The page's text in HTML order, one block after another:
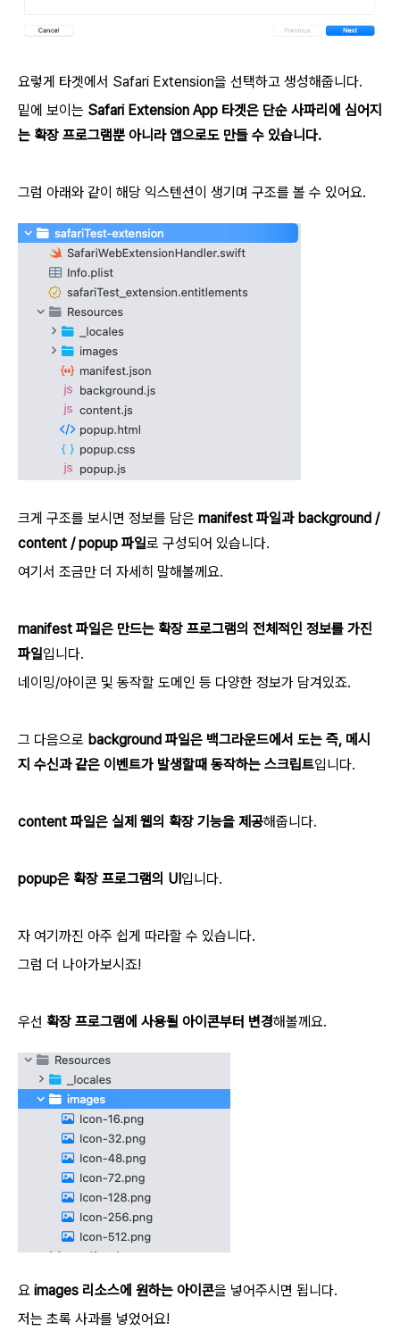
요렇게 타겟에서 Safari Extension을 선택하고 생성해줍니다.
밑에 보이는 Safari Extension App 타겟은 단순 사파리에 심어지
는 확장 프로그램뿐 아니라 앱으로도 만들 수 있습니다.
그럼 아래와 같이 해당 익스텐션이 생기며 구조를 볼 수 있어요.
크게 구조를 보시면 정보를 담은 manifest 파일과 background /
content / popup 파일로 구성되어 있습니다.
여기서 조금만 더 자세히 말해볼께요.
manifest 파일은 만드는 확장 프로그램의 전체적인 정보를 가진
파일입니다.
네이밍/아이콘 및 동작할 도메인 등 다양한 정보가 담겨있죠.
그 다음으로 background 파일은 백그라운드에서 도는 즉, 메시
지 수신과 같은 이벤트가 발생할때 동작하는 스크립트입니다.
content 파일은 실제 웹의 확장 기능을 제공해줍니다.
popup은 확장 프로그램의 UI입니다.
자 여기까진 아주 쉽게 따라할 수 있습니다.
그럼 더 나아가보시죠!
우선 확장 프로그램에 사용될 아이콘부터 변경해볼께요.
요 images 리소스에 원하는 아이콘을 넣어주시면 됩니다.
저는 초록 사과를 넣었어요!